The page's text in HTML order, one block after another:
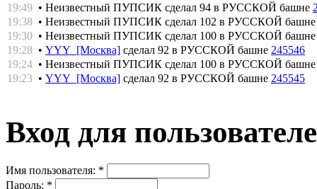
19:49 • Неизвестный ПУПСИК сделал 94 в РУССКОЙ башне
19:38 • Неизвестный ПУПСИК сделал 102 в РУССКОЙ
19:30 • Неизвестный ПУПСИК сделал 100 в РУССКОЙ
19:28 • YYY [Москва] сделал 92 в РУССКОЙ башне 245546
19:24 • Неизвестный ПУПСИК сделал 100 в РУССКОЙ
19:23 • YYY [Москва] сделал 92 в РУССКОЙ башне 245545
Вход для
Имя пользователя: *
Пароль: *